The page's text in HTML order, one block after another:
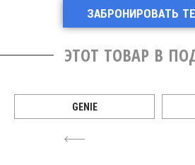
ЗАБРОНИРОВАТЬ
ЭТОТ ТОВАР В
4
GENIE